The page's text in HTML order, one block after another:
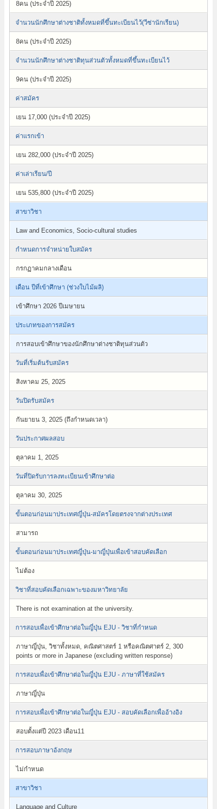
8คน (ประจำปี 2025)
จำนวนนักศึกษาต่างชาติทั้งหมดที่ขึ้นทะเบียนไว้(วีซ่านักเรียน)
8คน (ประจำปี 2025)
จำนวนนักศึกษาต่างชาติทุนส่วนตัวทั้งหมดที่ขึ้นทะเบียนไว้
9คน (ประจำปี 2025)
ค่าสมัคร
เยน 17,000 (ประจำปี 2025)
ค่าแรกเข้า
เยน 282,000 (ประจำปี 2025)
ค่าเล่าเรียน/ปี
เยน 535,800 (ประจำปี 2025)
สาขาวิชา
Law and Economics, Socio-cultural studies
กำหนดการจำหน่ายใบสมัคร
กรกฏาคมกลางเดือน
เดือน ปีที่เข้าศึกษา (ช่วงใบไม้ผลิ)
เข้าศึกษา 2026 ปีเมษายน
ประเภทของการสมัคร
การสอบเข้าศึกษาของนักศึกษาต่างชาติทุนส่วนตัว
วันที่เริ่มต้นรับสมัคร
สิงหาคม 25, 2025
วันปิดรับสมัคร
กันยายน 3, 2025 (ถึงกำหนดเวลา)
วันประกาศผลสอบ
ตุลาคม 1, 2025
วันที่ปิดรับการลงทะเบียนเข้าศึกษาต่อ
ตุลาคม 30, 2025
ขั้นตอนก่อนมาประเทศญี่ปุ่น-สมัครโดยตรงจากต่างประเทศ
สามารถ
ขั้นตอนก่อนมาประเทศญี่ปุ่น-มาญี่ปุ่นเพื่อเข้าสอบคัดเลือก
ไม่ต้อง
วิชาที่สอบคัดเลือกเฉพาะของมหาวิทยาลัย
There is not examination at the university.
การสอบเพื่อเข้าศึกษาต่อในญี่ปุ่น EJU - วิชาที่กำหนด
ภาษาญี่ปุ่น, วิชาทั้งหมด, คณิตศาสตร์ 1 หรือคณิตศาตร์ 2, 300
points or more in Japanese (excluding written response)
การสอบเพื่อเข้าศึกษาต่อในญี่ปุ่น EJU - ภาษาที่ใช้สมัคร
ภาษาญี่ปุ่น
การสอบเพื่อเข้าศึกษาต่อในญี่ปุ่น EJU - สอบคัดเลือกเพื่ออ้างอิง
สอบตั้งแต่ปี 2023 เดือน11
การสอบภาษาอังกฤษ
ไม่กำหนด
สาขาวิชา
Language and Culture